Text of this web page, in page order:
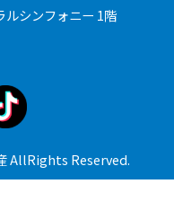
シンフォニー 1階
AllRights Reserved.